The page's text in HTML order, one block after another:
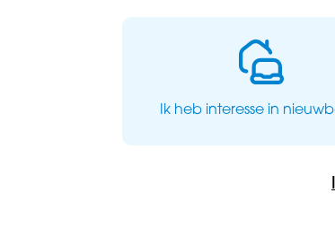
buitenruimte ca. 42 m2
+ parkeerplaats op binnenterrein
De voorinschrijving is gestart!
op dit huis
Ik heb interesse in